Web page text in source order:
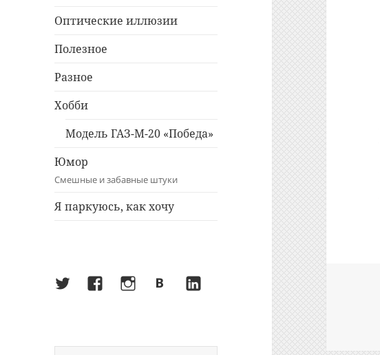
Оптические иллюзии
Полезное
Разное
Хобби
Модель ГАЗ-М-20 «Победа»
Юмор
Смешные и забавные штуки
Я паркуюсь, как хочу
TwitterFacebookInstagramВКонтакте
LinkedIn